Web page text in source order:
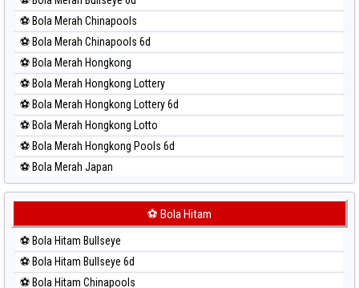
Paito Harian Taipei
Paito Harian Taiwan
⚽ Bola Merah Chinapools
⚽ Bola Merah Chinapools 6d
⚽ Bola Merah Hongkong
⚽ Bola Merah Hongkong Lottery
⚽ Bola Merah Hongkong Lottery 6d
⚽ Bola Merah Hongkong Lotto
⚽ Bola Merah Hongkong Pools 6d
⚽ Bola Merah Japan
⚽ Bola Merah Japan 6d
⚽ Bola Merah Kuda Lari
⚽ Bola Merah Magnum Cambodia
⚽ Bola Merah Nagoya
⚽ Bola Hitam
⚽ Bola Hitam Bullseye
⚽ Bola Hitam Bullseye 6d
⚽ Bola Hitam Chinapools